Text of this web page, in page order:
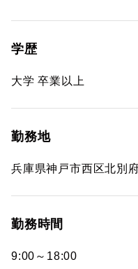
学歴
大学 卒業以上
勤務地
兵庫県神戸市西区北別
勤務時間
9:00～18:00